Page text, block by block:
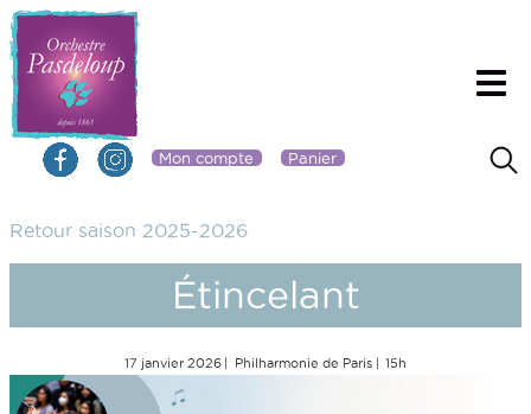
Mon compte Panier
Retour saison 2025-2026
Étincelant
17 janvier 2026 Philharmonie de Paris 15h